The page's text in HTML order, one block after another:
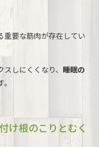
重要な筋肉が存在してい
しにくくなり、 睡眠の
け根のこりとむく